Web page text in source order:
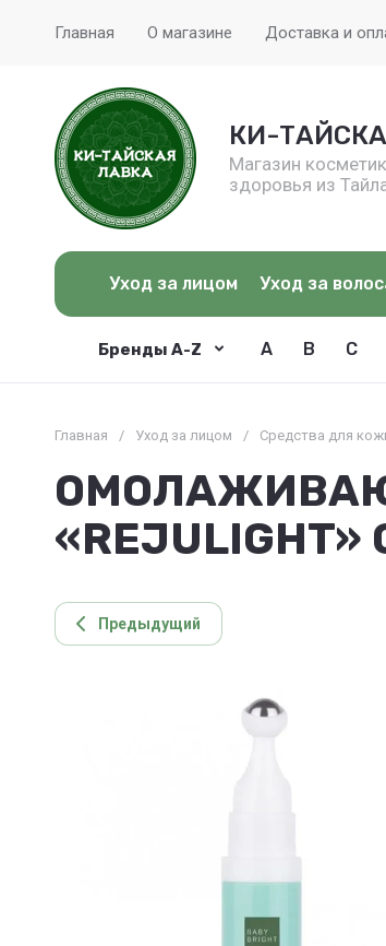
Главная О магазине Доставка и
КИ-
Магазин
здоровья из
Уход за лицом Уход за
Бренды A-Z A B C
Главная / Уход за лицом / Средства для
Предыдущий